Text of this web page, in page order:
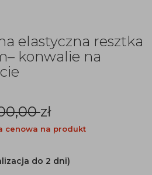
elastyczna resztka
konwalie na
zł
cenowa na produkt
do 2 dni)